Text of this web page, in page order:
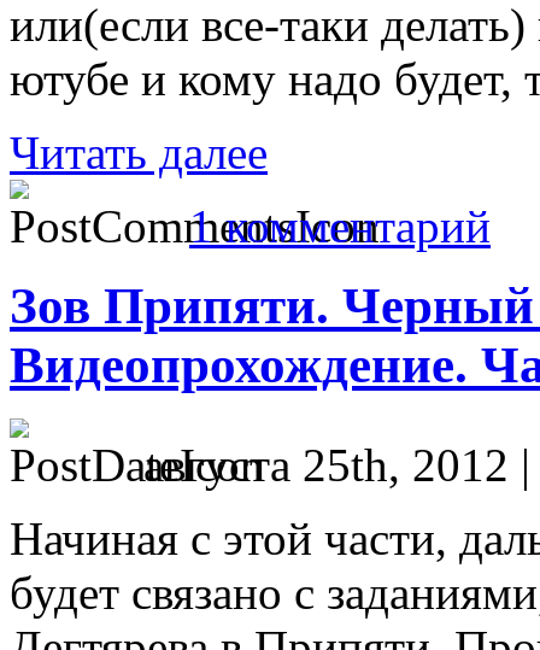
или(если все-таки
ютубе и кому надо будет,
Читать далее
1 комментарий
Зов Припяти. Черный
Видеопрохождение.
августа 25th, 2012
Начиная с этой части,
будет связано с